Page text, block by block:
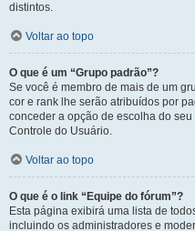
distintos.
Voltar ao topo
O que é um “Grupo padrão”?
Se você é membro de mais de um
cor e rank lhe serão atribuídos por
conceder a opção de escolha do
Controle do Usuário.
Voltar ao topo
O que é o link “Equipe do fórum”?
Esta página exibirá uma lista de
incluindo os administradores e